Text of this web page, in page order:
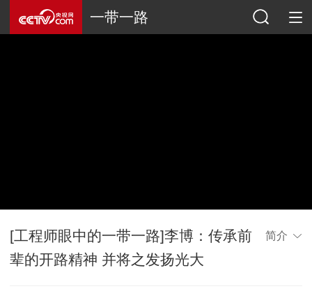
一带一路
[工程师眼中的一带一路]李博：传承前
辈的开路精神 并将之发扬光大
简介